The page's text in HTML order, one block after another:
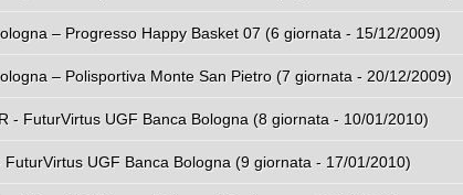
– Progresso Happy Basket 07 (6 giornata - 15/12/2009)
– Polisportiva Monte San Pietro (7 giornata - 20/12/2009)
- FuturVirtus UGF Banca Bologna (8 giornata - 10/01/2010)
UGF Banca Bologna (9 giornata - 17/01/2010)